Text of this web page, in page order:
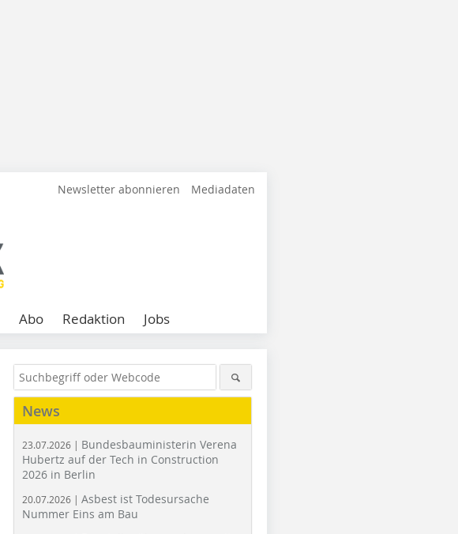
Newsletter abonnieren Mediadaten
Abo Redaktion Jobs
News
23.07.2026 | Bundesbauministerin Verena
Hubertz auf der Tech in Construction
2026 in Berlin
20.07.2026 | Asbest ist Todesursache
Nummer Eins am Bau